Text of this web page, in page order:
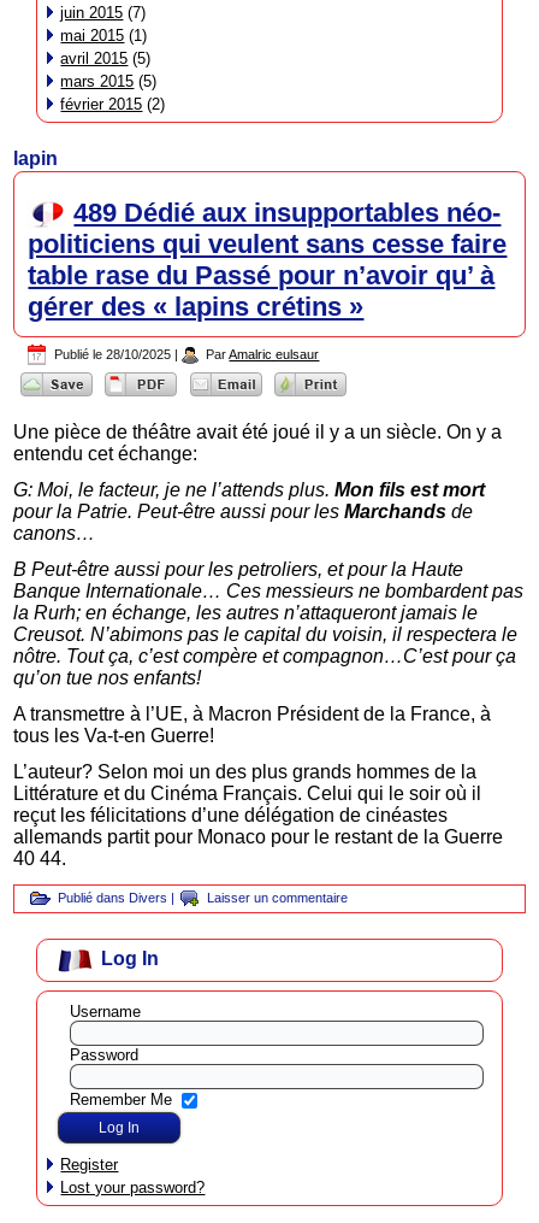
juin 2015 (7)
mai 2015 (1)
avril 2015 (5)
mars 2015 (5)
février 2015 (2)
lapin
489 Dédié aux insupportables néo-
politiciens qui veulent sans cesse faire
table rase du Passé pour n’avoir qu’ à
gérer des « lapins crétins »
Publié le 28/10/2025 | Par Amalric eulsaur
Une pièce de théâtre avait été joué il y a un siècle. On y a
entendu cet échange:
G: Moi, le facteur, je ne l’attends plus.Mon fils est mort
pour la Patrie. Peut-être aussi pour lesMarchandsde
canons…
B Peut-être aussi pour les petroliers, et pour la Haute
Banque Internationale… Ces messieurs ne bombardent pas
la Rurh; en échange, les autres n’attaqueront jamais le
Creusot. N’abimons pas le capital du voisin, il respectera le
nôtre. Tout ça, c’est compère et compagnon…C’est pour ça
qu’on tue nos enfants!
A transmettre à l’UE, à Macron Président de la France, à
tous les Va-t-en Guerre!
L’auteur? Selon moi un des plus grands hommes de la
Littérature et du Cinéma Français. Celui qui le soir où il
reçut les félicitations d’une délégation de cinéastes
allemands partit pour Monaco pour le restant de la Guerre
40 44.
Publié dans Divers | Laisser un commentaire
Log In
Username
Password
Remember Me
Register
Lost your password?